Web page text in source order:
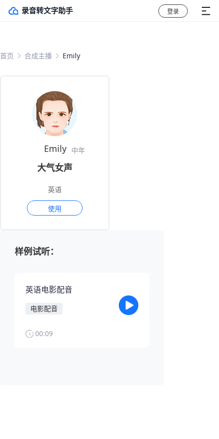
录音转文字助手 登录
首页 合成主播 Emily
Emily 中年
大气女声
英语
使用
样例试听：
英语电影配音
电影配音
00:09